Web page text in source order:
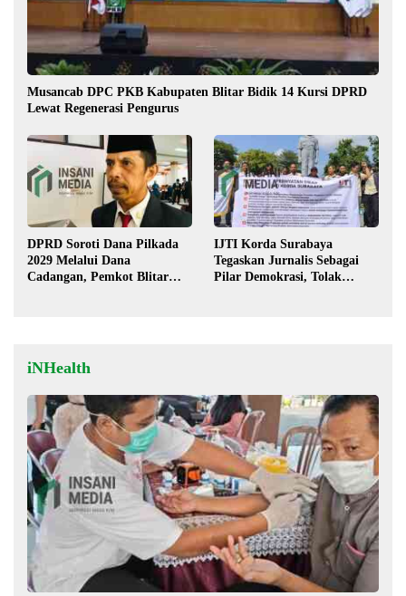
Musancab DPC PKB Kabupaten Blitar Bidik 14 Kursi DPRD
Lewat Regenerasi Pengurus
DPRD Soroti Dana Pilkada
2029 Melalui Dana
Cadangan, Pemkot Blitar
IJTI Korda Surabaya
Tegaskan Jurnalis Sebagai
Pilar Demokrasi, Tolak
iNHealth